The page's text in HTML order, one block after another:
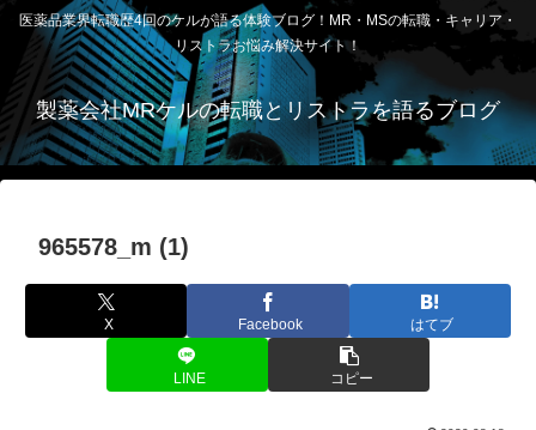
医薬品業界転職歴4回のケルが語る体験ブログ！MR・MSの転職・キャリア・
リストラお悩み解決サイト！
製薬会社MRケルの転職とリストラを語るブログ
965578_m (1)
X Facebook はてブ
LINE コピー